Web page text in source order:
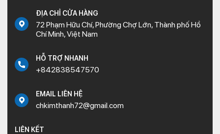
ĐỊA CHỈ CỬA HÀNG
72 Phạm Hữu Chí, Phường Chợ Lớn, Thành phố Hồ
Chí Minh, Việt Nam
HỖ TRỢ NHANH
+842838547570
EMAIL LIÊN HỆ
chkimthanh72@gmail.com
LIÊN KẾT